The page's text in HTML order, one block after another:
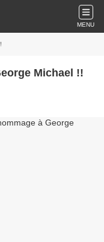
MENU
Michael !!